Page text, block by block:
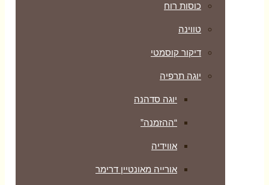
כוסות רוח
טווינה
דיקור קוסמטי
יוגה תרפיה
יוגה סדהנה
“ההזמנה”
אווידיה
אורייה מאונטיין דרימר